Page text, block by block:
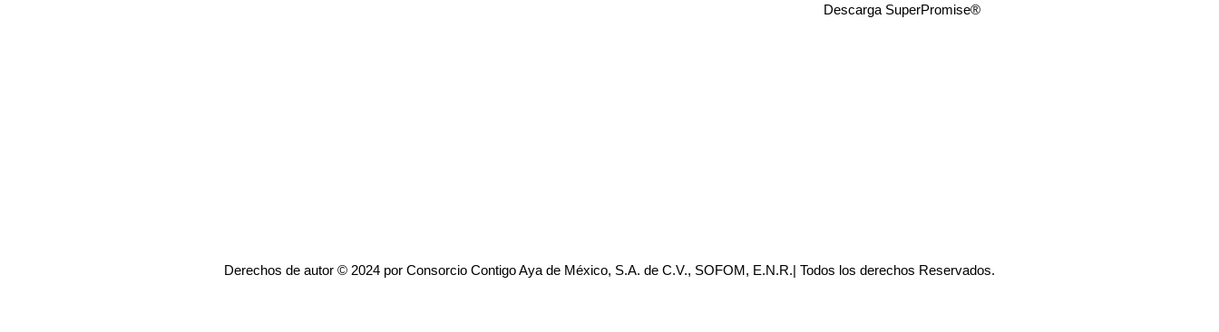
Descarga SuperPromise®
Derechos de autor © 2024 por Consorcio Contigo Aya de México, S.A. de C.V., SOFOM, E.N.R.| Todos los derechos Reservados.